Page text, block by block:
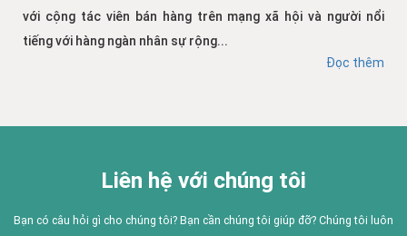
với cộng tác viên bán hàng trên mạng xã hội và người nổi
tiếng với hàng ngàn nhân sự rộng...
Đọc thêm
Liên hệ với chúng tôi
Bạn có câu hỏi gì cho chúng tôi? Bạn cần chúng tôi giúp đỡ? Chúng tôi luôn